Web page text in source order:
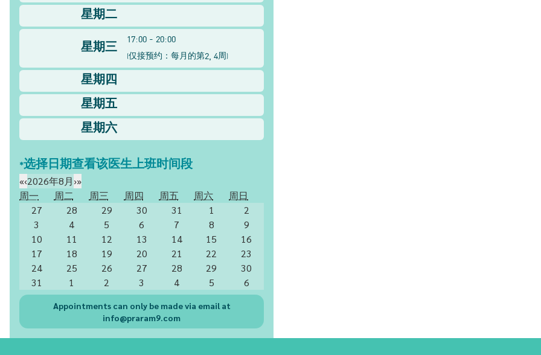
星期二
星期三
17:00 - 20:00
(仅接预约：每月的第2, 4周)
星期四
星期五
星期六
*选择日期查看该医生上班时间段
«‹2026年8月›»
周一
周二 周三 周四 周五 周六
周日
27
28 29 30 31 1
2
3
4 5 6 7 8
9
10
11 12 13 14 15
16
17
18 19 20 21 22
23
24
25 26 27 28 29
30
31
1 2 3 4 5 6
Appointments can only be made via email at
info@praram9.com